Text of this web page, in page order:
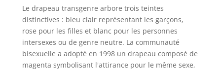
Le drapeau transgenre arbore trois teintes
distinctives : bleu clair représentant les garçons,
rose pour les filles et blanc pour les personnes
intersexes ou de genre neutre. La communauté
bisexuelle a adopté en 1998 un drapeau composé de
magenta symbolisant l'attirance pour le même sexe,